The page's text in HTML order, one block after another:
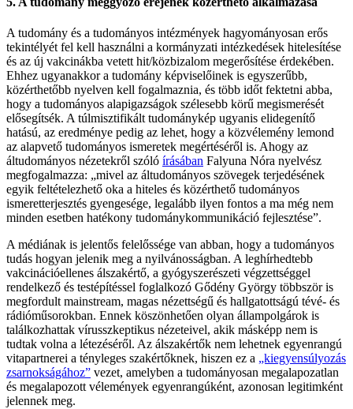
A tudomány és a tudományos intézmények hagyományosan erős
tekintélyét fel kell használni a kormányzati intézkedések hitelesítése
és az új vakcinákba vetett hit/közbizalom megerősítése érdekében.
Ehhez ugyanakkor a tudomány képviselőinek is egyszerűbb,
közérthetőbb nyelven kell fogalmaznia, és több időt fektetni abba,
hogy a tudományos alapigazságok szélesebb körű megismerését
elősegítsék. A túlmisztifikált tudománykép ugyanis elidegenítő
hatású, az eredménye pedig az lehet, hogy a közvélemény lemond
az alapvető tudományos ismeretek megértéséről is. Ahogy az
áltudományos nézetekről szóló írásában Falyuna Nóra nyelvész
megfogalmazza: „mivel az áltudományos szövegek terjedésének
egyik feltételezhető oka a hiteles és közérthető tudományos
ismeretterjesztés gyengesége, legalább ilyen fontos a ma még nem
minden esetben hatékony tudománykommunikáció fejlesztése”.
A médiának is jelentős felelőssége van abban, hogy a tudományos
tudás hogyan jelenik meg a nyilvánosságban. A leghírhedtebb
vakcinációellenes álszakértő, a gyógyszerészeti végzettséggel
rendelkező és testépítéssel foglalkozó Gődény György többször is
megfordult mainstream, magas nézettségű és hallgatottságú tévé- és
rádióműsorokban. Ennek köszönhetően olyan állampolgárok is
találkozhattak vírusszkeptikus nézeteivel, akik másképp nem is
tudtak volna a létezéséről. Az álszakértők nem lehetnek egyenrangú
vitapartnerei a tényleges szakértőknek, hiszen ez a „kiegyensúlyozás
zsarnokságához” vezet, amelyben a tudományosan megalapozatlan
és megalapozott vélemények egyenrangúként, azonosan legitimként
jelennek meg.